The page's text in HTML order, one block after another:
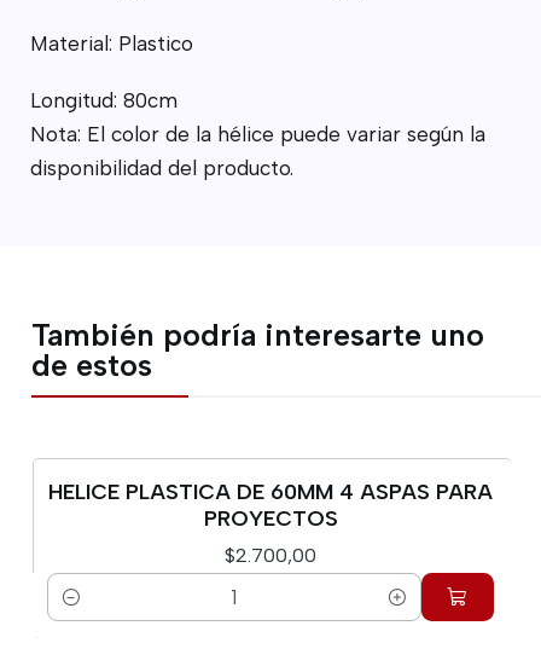
Material: Plastico
Longitud: 80cm
Nota: El color de la hélice puede variar según la
disponibilidad del producto.
También podría interesarte uno
de estos
HELICE PLASTICA DE 60MM 4 ASPAS PARA
PROYECTOS
$2.700,00
Cantidad